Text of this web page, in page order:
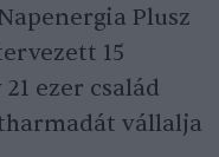
Plusz
15
ezer család
vállalja